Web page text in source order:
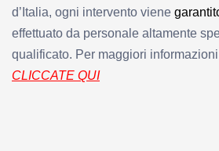
d’Italia, ogni intervento viene
effettuato da personale altamente
qualificato. Per maggiori
CLICCATE QUI